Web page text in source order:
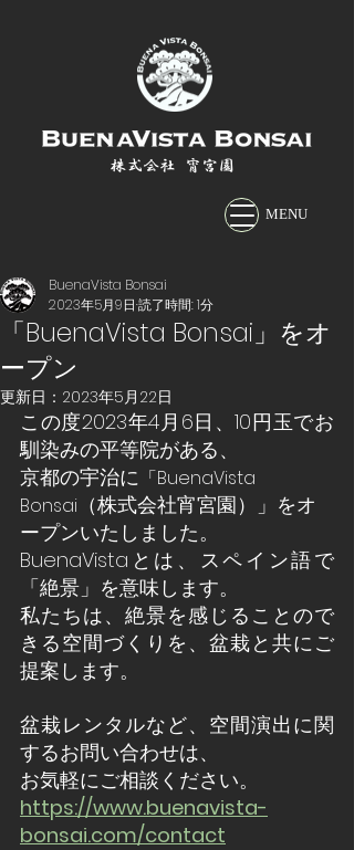
株式会社 宵宮園
MENU
「BuenaVista Bonsai」をオ
ープン
BuenaVista Bonsai
2023年5月9日 読了時間: 1分
更新日： 2023年5月22日
この度2023年4月6日、10円玉でお
馴染みの平等院がある、
京都の宇治に 「BuenaVista
Bonsai （株式会社宵宮園）」をオ
ープンいたしました。
BuenaVistaとは、スペイン語で
「絶景」を意味します。
私たちは、絶景を感じることので
きる空間づくりを、盆栽と共にご
提案します。
盆栽レンタルなど、空間演出に関
するお問い合わせは、
お気軽にご相談ください。
https://www.buenavista-
bonsai.com/contact